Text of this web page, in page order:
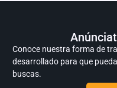
Conoce nuestra forma de
desarrollado para que
buscas.